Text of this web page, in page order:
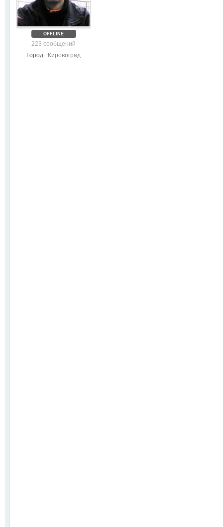
OFFLINE
223 сообщений
Город: Кировоград